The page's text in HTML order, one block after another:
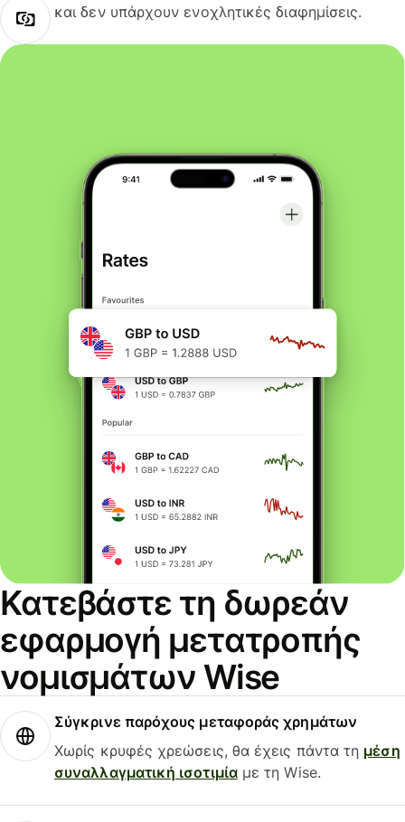
και δεν υπάρχουν ενοχλητικές διαφημίσεις.
Κατεβάστε τη δωρεάν
εφαρμογή μετατροπής
νομισμάτων Wise
Σύγκρινε παρόχους μεταφοράς χρημάτων
Χωρίς κρυφές χρεώσεις, θα έχεις πάντα τη μέση
συναλλαγματική ισοτιμίαμε τη Wise.